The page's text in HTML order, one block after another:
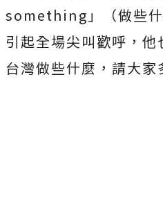
something」（做些什
引起全場尖叫歡呼， 他
台灣做些什麼，請大家